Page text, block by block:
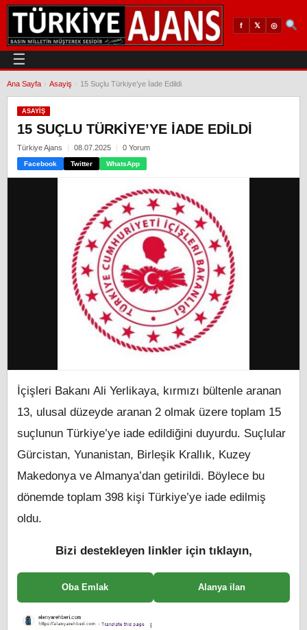
f 𝕏 ◎
☰
Ana Sayfa Asayiş 15 Suçlu Türkiye’ye İade Edildi
ASAYIŞ
15 SUÇLU TÜRKIYE’YE İADE EDILDI
Türkiye Ajans 08.07.2025 0 Yorum
Facebook Twitter WhatsApp
İçişleri Bakanı Ali Yerlikaya, kırmızı bültenle aranan
13, ulusal düzeyde aranan 2 olmak üzere toplam 15
suçlunun Türkiye’ye iade edildiğini duyurdu. Suçlular
Gürcistan, Yunanistan, Birleşik Krallık, Kuzey
Makedonya ve Almanya’dan getirildi. Böylece bu
dönemde toplam 398 kişi Türkiye’ye iade edilmiş
oldu.
Bizi destekleyen linkler için tıklayın,
Oba Emlak Alanya ilan